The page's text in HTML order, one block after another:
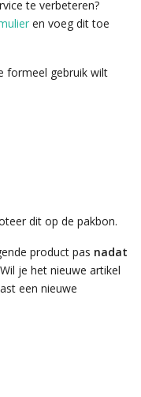
te verbeteren?
en voeg dit toe
formeel gebruik wilt
dit op de pakbon.
product pas nadat
je het nieuwe artikel
een nieuwe